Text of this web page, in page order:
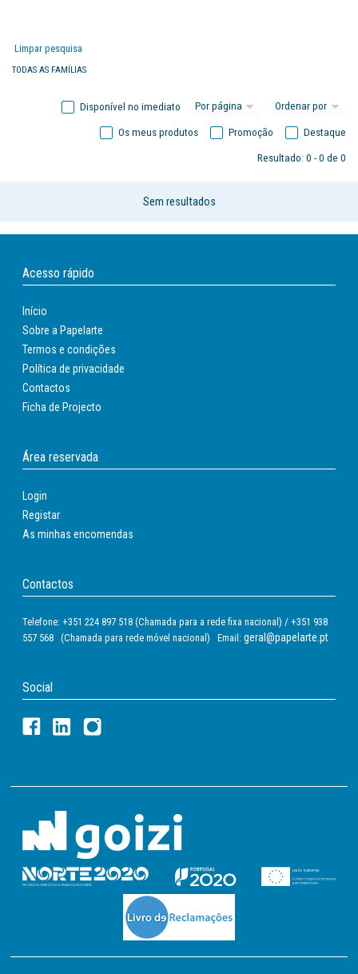
Papelarte
Limpar pesquisa
TODAS AS FAMÍLIAS
Disponível no imediato
Destaque
Promoção
Os meus produtos
Resultado: 0 - 0 de 0
Sem resultados
Acesso rápido
Início
Sobre a Papelarte
Termos e condições
Política de privacidade
Contactos
Ficha de Projecto
Área reservada
Login
Registar
As minhas encomendas
Contactos
Telefone: +351 224 897 518 (Chamada para a rede fixa nacional) / +351 938
557 568 (Chamada para rede móvel nacional) Email: geral@papelarte.pt
Social